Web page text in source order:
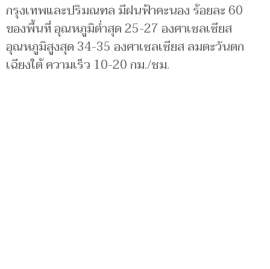
กรุงเทพและปริมณฑล มีฝนฟ้าคะนอง ร้อยละ 60
ของพื้นที่ อุณหภูมิต่ำสุด 25-27 องศาเซลเซียส
อุณหภูมิสูงสุด 34-35 องศาเซลเซียส ลมตะวันตก
เฉียงใต้ ความเร็ว 10-20 กม./ชม.